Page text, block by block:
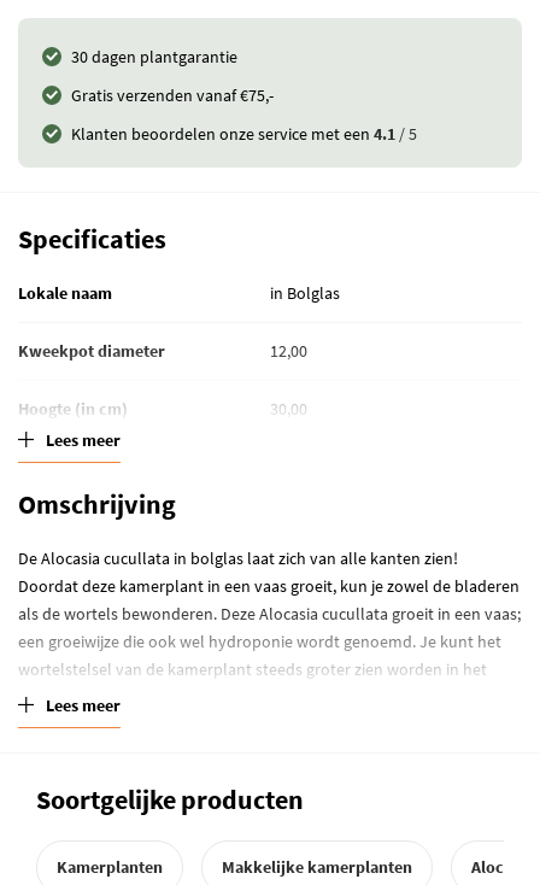
30 dagen plantgarantie
Gratis verzenden vanaf €75,-
Klanten beoordelen onze service met een4.1 / 5
Omschrijving
De Alocasia cucullata in bolglas laat zich van alle kanten zien!
Doordat deze kamerplant in een vaas groeit, kun je zowel de bladeren
als de wortels bewonderen. Deze Alocasia cucullata groeit in een vaas;
een groeiwijze die ook wel hydroponie wordt genoemd. Je kunt het
wortelstelsel van de kamerplant steeds groter zien worden in het
water. Een mooi en bijzonder geheel, dat ook nog eens makkelijk is
om te verzorgen. De Alocasia cucullata is een groene kamerplant met
meter lang kunnen worden. Vanwege deze grote bladeren wordt de
kant en klaar geleverd, inclusief bolglas vaas en kurk. Het enige dat je
Lees meer
Specificaties
Lokale naam in Bolglas
Kweekpot diameter 12,00
Hoogte (in cm) 30,00
Standplaats
Waterbehoefte
Winterhardheid Kamerplant
Lees meer
Soortgelijke producten
Kamerplanten Makkelijke kamerplanten